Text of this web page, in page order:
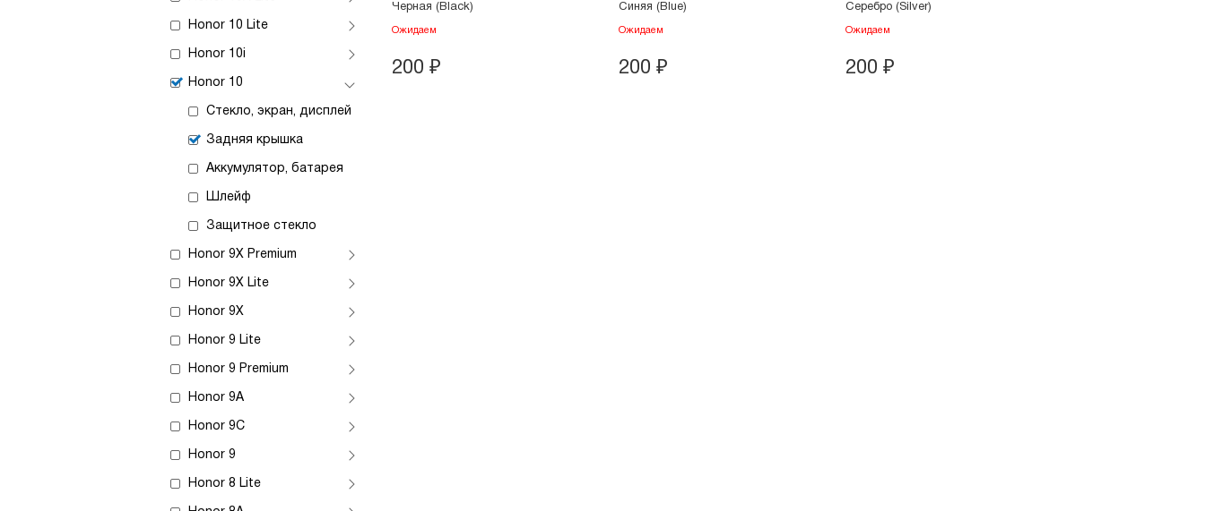
Honor 10 Lite
Honor 10i
Honor 10
Стекло, экран, дисплей
Задняя крышка
Аккумулятор, батарея
Шлейф
Защитное стекло
Honor 9X Premium
Honor 9X Lite
Honor 9X
Honor 9 Lite
Honor 9 Premium
Honor 9A
Honor 9C
Honor 9
Honor 8 Lite
Черная (Black)
Ожидаем
200 ₽
Синяя (Blue)
Ожидаем
200 ₽
Серебро (Silver)
Ожидаем
200 ₽